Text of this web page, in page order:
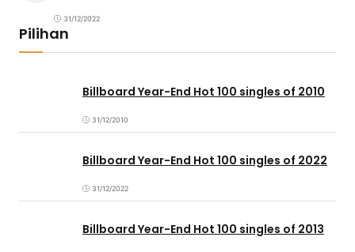
31/12/2022
Pilihan
Billboard Year-End Hot 100 singles of 2010
31/12/2010
Billboard Year-End Hot 100 singles of 2022
31/12/2022
Billboard Year-End Hot 100 singles of 2013